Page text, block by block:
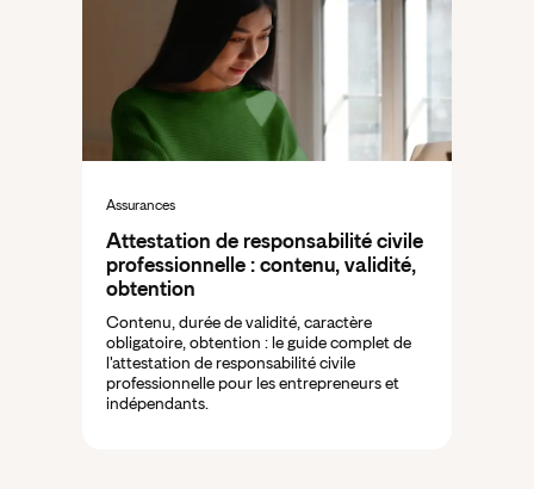
Assurances
Attestation de responsabilité civile
professionnelle : contenu, validité,
obtention
Contenu, durée de validité, caractère
obligatoire, obtention : le guide complet de
l'attestation de responsabilité civile
professionnelle pour les entrepreneurs et
indépendants.